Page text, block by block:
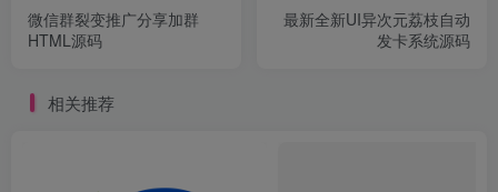
微信群裂变推广分享加群
HTML源码
最新全新UI异次元荔枝自动
发卡系统源码
相关推荐